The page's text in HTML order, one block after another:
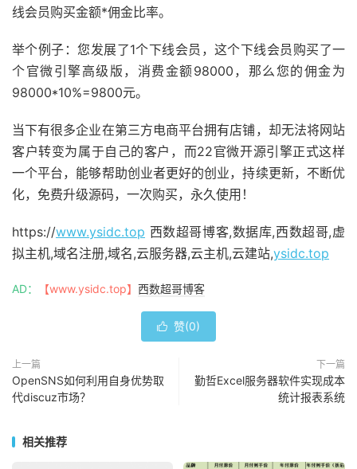
线会员购买金额*佣金比率。
举个例子：您发展了1个下线会员，这个下线会员购买了一
个官微引擎高级版，消费金额98000，那么您的佣金为
98000*10%=9800元。
当下有很多企业在第三方电商平台拥有店铺，却无法将网站
客户转变为属于自己的客户，而22官微开源引擎正式这样
一个平台，能够帮助创业者更好的创业，持续更新，不断优
化，免费升级源码，一次购买，永久使用！
https://www.ysidc.top 西数超哥博客,数据库,西数超哥,虚
拟主机,域名注册,域名,云服务器,云主机,云建站,ysidc.top
AD： 【www.ysidc.top】 西数超哥博客
 赞(0)
上一篇
OpenSNS如何利用自身优势取
代discuz市场？
下一篇
勤哲Excel服务器软件实现成本
统计报表系统
相关推荐